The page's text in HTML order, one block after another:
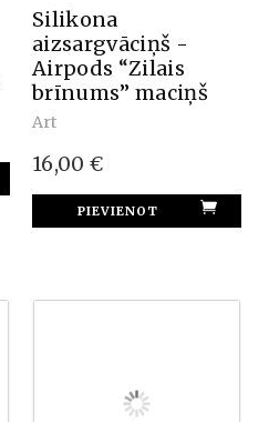
Silikona
aizsargvāciņš -
Airpods “Zilais
brīnums” maciņš
Art
16,00 €